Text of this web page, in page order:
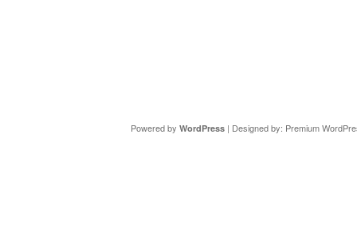
Powered by WordPress| Designed by: Premium